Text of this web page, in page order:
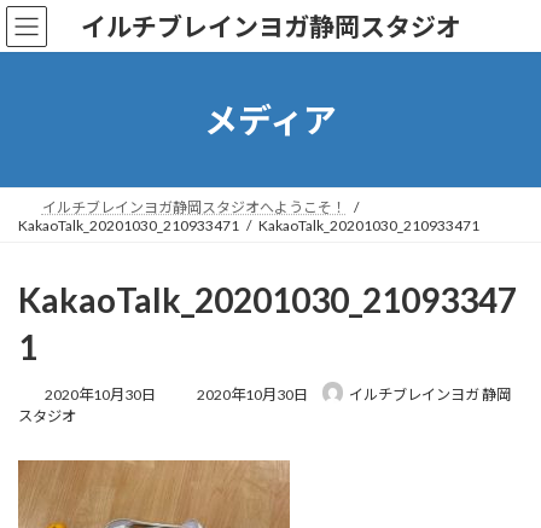
コ
ン
ナ
ビ
イルチブレインヨガ静岡スタジオ
メディア
イルチブレインヨガ静岡スタジオへようこそ！
KakaoTalk_20201030_210933471
KakaoTalk_20201030_210933471
KakaoTalk_20201030_21093347
1
2020年10月30日
最
:
2020年10月30日
イルチブレインヨガ 静岡
スタジオ